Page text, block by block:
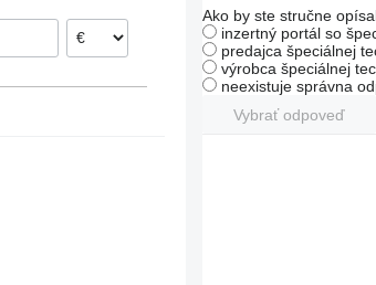
Ako by ste stručne
inzertný portál so
predajca špeciálnej
výrobca špeciálnej
neexistuje správna
Vybrať odpoveď